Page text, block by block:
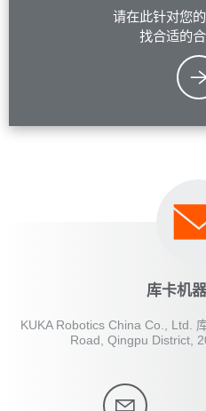
请在此针对您
找合适的合
库卡机
KUKA Robotics China Co., Ltd.
Road, Qingpu District,